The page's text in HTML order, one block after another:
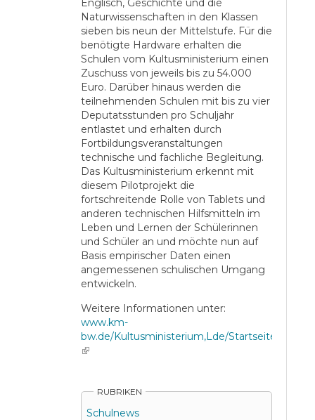
Englisch, Geschichte und die
Naturwissenschaften in den Klassen
sieben bis neun der Mittelstufe. Für die
benötigte Hardware erhalten die
Schulen vom Kultusministerium einen
Zuschuss von jeweils bis zu 54.000
Euro. Darüber hinaus werden die
teilnehmenden Schulen mit bis zu vier
Deputatsstunden pro Schuljahr
entlastet und erhalten durch
Fortbildungsveranstaltungen
technische und fachliche Begleitung.
Das Kultusministerium erkennt mit
diesem Pilotprojekt die
fortschreitende Rolle von Tablets und
anderen technischen Hilfsmitteln im
Leben und Lernen der Schülerinnen
und Schüler an und möchte nun auf
Basis empirischer Daten einen
angemessenen schulischen Umgang
entwickeln.
Weitere Informationen unter:
www.km-
bw.de/Kultusministerium,Lde/Startseite/
(link is external)
RUBRIKEN
Schulnews